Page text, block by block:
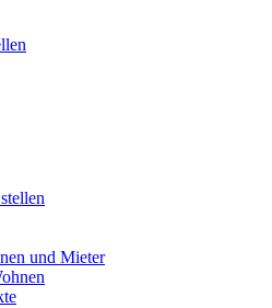
und Mieter